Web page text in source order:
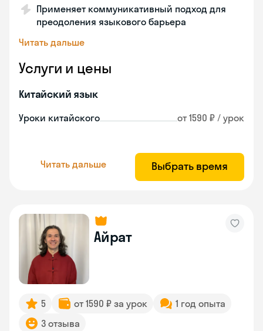
Применяет коммуникативный подход для
преодоления языкового барьера
Читать дальше
Услуги и цены
Китайский язык
Уроки китайского от 1590 ₽ / урок
Читать дальше Выбрать время
Айрат
5 от 1590 ₽ за урок
1 год опыта
3 отзыва